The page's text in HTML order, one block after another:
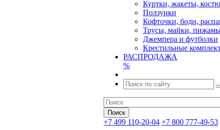
Куртки, жакеты,
Ползунки
Кофточки, боди,
Трусы, майки,
Джемпера и футболки
Крестильные
РАСПРОДАЖА
%
+7 499 110-20-04 +7 800 777-49-53